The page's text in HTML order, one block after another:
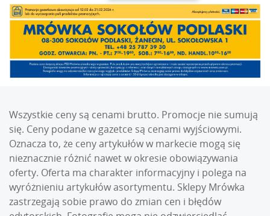
Wszystkie ceny są cenami brutto. Promocje nie sumują
się. Ceny podane w gazetce są cenami wyjściowymi.
Oznacza to, że ceny artykułów w markecie mogą się
nieznacznie różnić nawet w okresie obowiązywania
oferty. Oferta ma charakter informacyjny i polega na
wyróżnieniu artykułów asortymentu. Sklepy Mrówka
zastrzegają sobie prawo do zmian cen i błędów